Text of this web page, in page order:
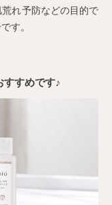
れ予防などの目的で
す。
すめです♪